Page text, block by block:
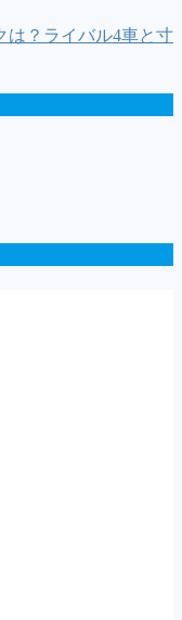
は？ライバル4車と寸